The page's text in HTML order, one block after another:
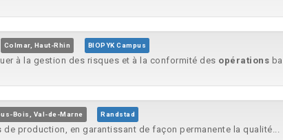
Colmar, Haut-Rhin BIOPYK Campus
à la gestion des risques et à la conformité des opérations
Bois, Val-de-Marne Randstad
de production, en garantissant de façon permanente la qualité...